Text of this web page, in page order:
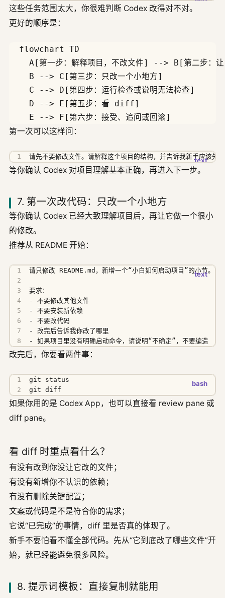
这些任务范围太大，你很难判断 Codex 改得对不对。
更好的顺序是：
  flowchart TD
A[第一步：解释项目，不改文件] --> B[第二步：
    B --> C[第三步：只改一个小地方]
    C --> D[第四步：运行检查或说明无法检查]
    D --> E[第五步：看 diff]
第一次可以这样问：
请先不要修改文件。请解释这个项目的结构，并告诉我新手应该先
等你确认 Codex 对项目理解基本正确，再进入下一步。
7. 第一次改代码：只改一个小地方
等你确认 Codex 已经大致理解项目后，再让它做一个很小
的修改。
推荐从 README 开始：
- 如果项目里没有明确启动命令，请说明“不确定”，不要编造
改完后，你要看两件事：
git diff
如果你用的是 Codex App，也可以直接看 review pane 或
diff pane。
看 diff 时重点看什么？
有没有改到你没让它改的文件；
有没有新增你不认识的依赖；
有没有删除关键配置；
文案或代码是不是符合你的需求；
它说“已完成”的事情，diff 里是否真的体现了。
新手不要怕看不懂全部代码。先从“它到底改了哪些文件”开
始，就已经能避免很多风险。
8. 提示词模板：直接复制就能用